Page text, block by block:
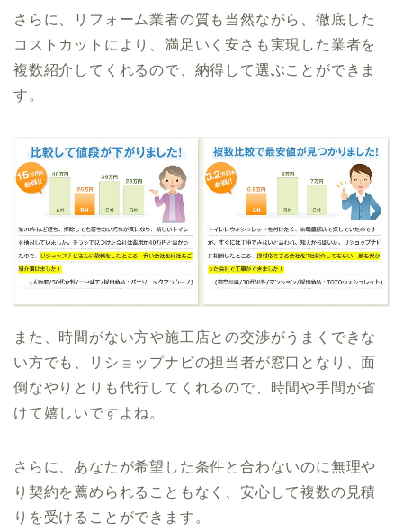
さらに、リフォーム業者の質も当然ながら、徹底した
コストカットにより、満足いく安さも実現した業者を
複数紹介してくれるので、納得して選ぶことができま
す。
また、時間がない方や施工店との交渉がうまくできな
い方でも、リショップナビの担当者が窓口となり、面
倒なやりとりも代行してくれるので、時間や手間が省
けて嬉しいですよね。
さらに、あなたが希望した条件と合わないのに無理や
り契約を薦められることもなく、安心して複数の見積
りを受けることができます。